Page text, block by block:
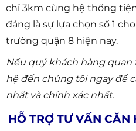
chỉ 3km cùng hệ thống
đáng là sự lựa chọn số 1
trường quận 8 hiện nay.
Nếu quý khách hàng quan
hệ đến chúng tôi ngay để
nhất và chính xác nhất.
HỖ TRỢ TƯ VẤN CĂN